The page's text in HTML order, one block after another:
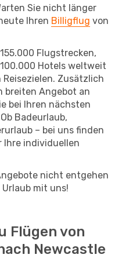
Sie nicht länger
Ihren Billigflug von
Flugstrecken,
Hotels weltweit
Zusätzlich
breiten Angebot an
bei Ihren nächsten
Badeurlaub,
– bei uns finden
Ihre individuellen
nicht entgehen
mit uns!
Flügen von
Newcastle